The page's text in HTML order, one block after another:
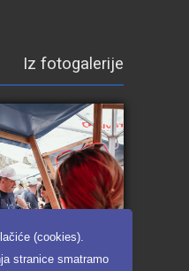
(cookies).
stranice smatramo
Iz fotogalerije